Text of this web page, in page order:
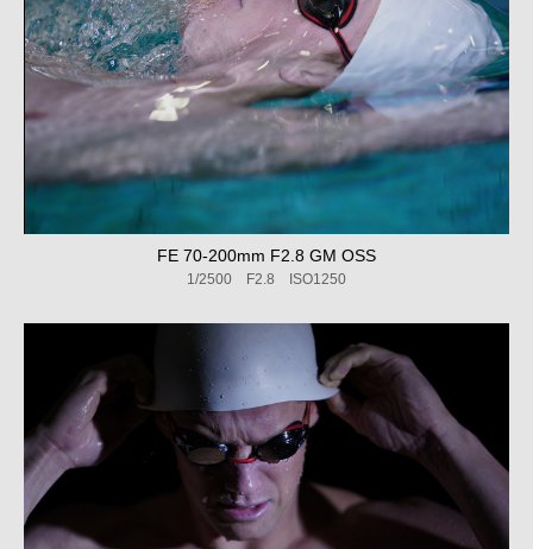
FE 70-200mm F2.8 GM OSS
1/2500 F2.8 ISO1250